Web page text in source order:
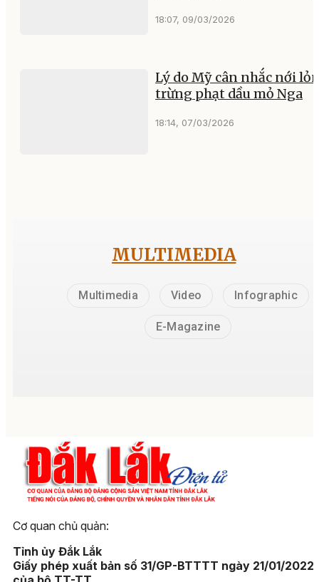
18:07, 09/03/2026
Lý do Mỹ cân nhắc nới
trừng phạt dầu mỏ Nga
18:14, 07/03/2026
MULTIMEDIA
Multimedia Video Infographic
E-Magazine
Cơ quan chủ quản:
Tỉnh ủy Đắk Lắk
Giấy phép xuất bản số 31/GP-BTTTT ngày 21/01/2022